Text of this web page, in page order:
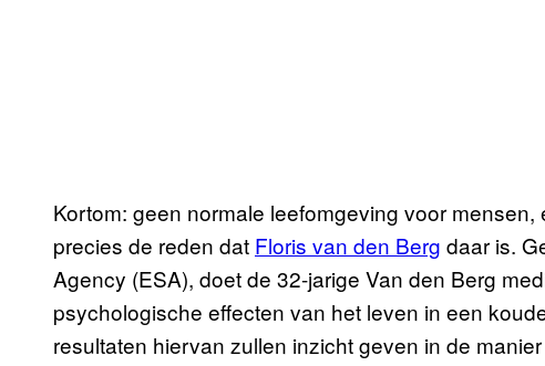
Kortom: geen normale leefomgeving voor
precies de reden dat Floris van den Berg daar is.
Agency (ESA), doet de 32-jarige Van den Berg
psychologische effecten van het leven in een
resultaten hiervan zullen inzicht geven in de